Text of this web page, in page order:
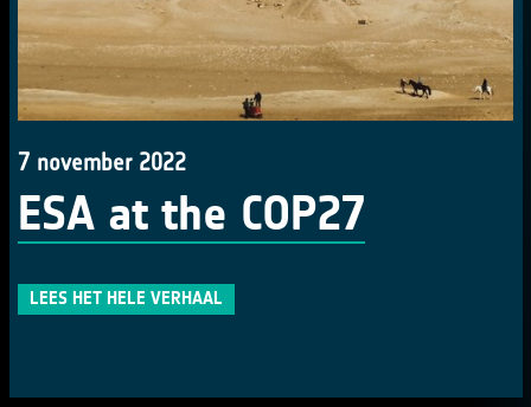
7 november 2022
ESA at the COP27
LEES HET HELE VERHAAL